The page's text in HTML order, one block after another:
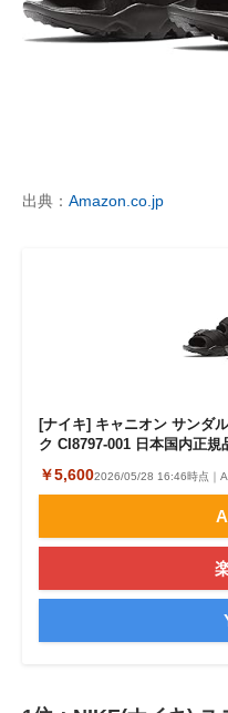
出典： Amazon.co.jp
[ナイキ] キャニオン サンダ
ク CI8797-001 日本国内正規
￥5,6002026/05/28 16:46時点｜